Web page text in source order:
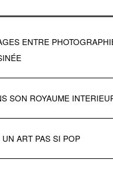
ENTRE
SON ROYAUME
ART PAS SI POP